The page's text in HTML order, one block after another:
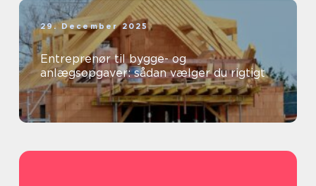
29. December 2025
Entreprenør til bygge- og
anlægsopgaver: sådan vælger du rigtigt